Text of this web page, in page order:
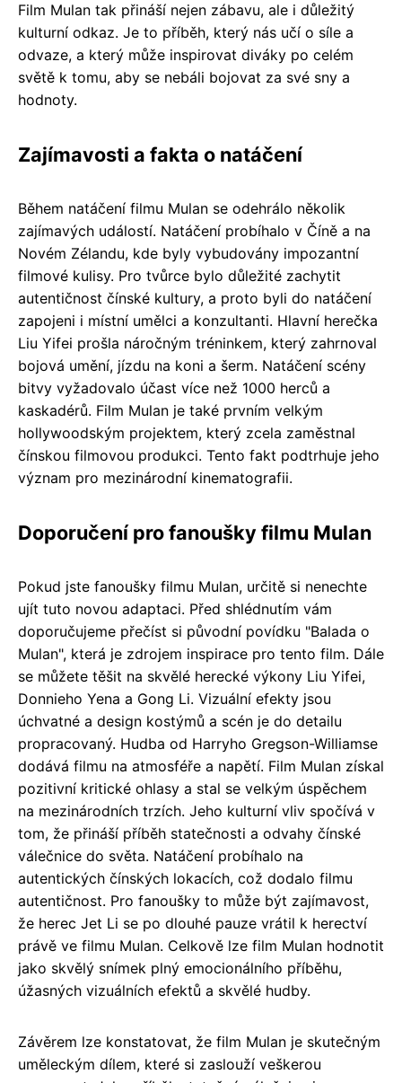
Film Mulan tak přináší nejen zábavu, ale i důležitý
kulturní odkaz. Je to příběh, který nás učí o síle a
odvaze, a který může inspirovat diváky po celém
světě k tomu, aby se nebáli bojovat za své sny a
hodnoty.
Zajímavosti a fakta o natáčení
Během natáčení filmu Mulan se odehrálo několik
zajímavých událostí. Natáčení probíhalo v Číně a na
Novém Zélandu, kde byly vybudovány impozantní
filmové kulisy. Pro tvůrce bylo důležité zachytit
autentičnost čínské kultury, a proto byli do natáčení
zapojeni i místní umělci a konzultanti. Hlavní herečka
Liu Yifei prošla náročným tréninkem, který zahrnoval
bojová umění, jízdu na koni a šerm. Natáčení scény
bitvy vyžadovalo účast více než 1000 herců a
kaskadérů. Film Mulan je také prvním velkým
hollywoodským projektem, který zcela zaměstnal
čínskou filmovou produkci. Tento fakt podtrhuje jeho
význam pro mezinárodní kinematografii.
Doporučení pro fanoušky filmu Mulan
Pokud jste fanoušky filmu Mulan, určitě si nenechte
ujít tuto novou adaptaci. Před shlédnutím vám
doporučujeme přečíst si původní povídku "Balada o
Mulan", která je zdrojem inspirace pro tento film. Dále
se můžete těšit na skvělé herecké výkony Liu Yifei,
Donnieho Yena a Gong Li. Vizuální efekty jsou
úchvatné a design kostýmů a scén je do detailu
propracovaný. Hudba od Harryho Gregson-Williamse
dodává filmu na atmosféře a napětí. Film Mulan získal
pozitivní kritické ohlasy a stal se velkým úspěchem
na mezinárodních trzích. Jeho kulturní vliv spočívá v
tom, že přináší příběh statečnosti a odvahy čínské
válečnice do světa. Natáčení probíhalo na
autentických čínských lokacích, což dodalo filmu
autentičnost. Pro fanoušky to může být zajímavost,
že herec Jet Li se po dlouhé pauze vrátil k herectví
právě ve filmu Mulan. Celkově lze film Mulan hodnotit
jako skvělý snímek plný emocionálního příběhu,
úžasných vizuálních efektů a skvělé hudby.
Závěrem lze konstatovat, že film Mulan je skutečným
uměleckým dílem, které si zaslouží veškerou